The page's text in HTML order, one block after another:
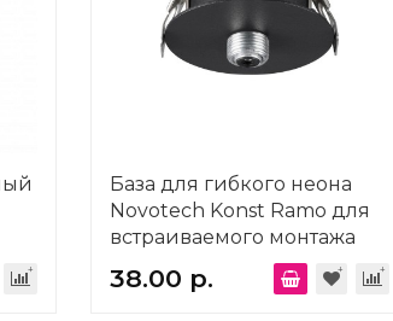
База для гибкого неона
Novotech Konst Ramo для
встраиваемого монтажа
38.00 р.